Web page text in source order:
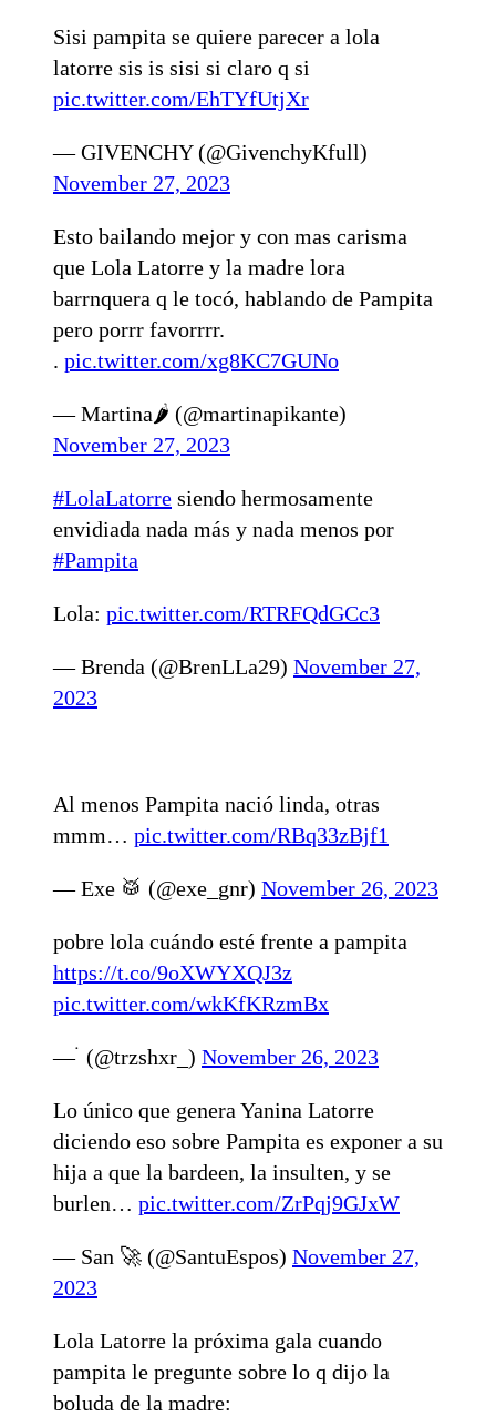
Sisi pampita se quiere parecer a lola
latorre sis is sisi si claro q si
pic.twitter.com/EhTYfUtjXr
— GIVENCHY (@GivenchyKfull)
November 27, 2023
Esto bailando mejor y con mas carisma
que Lola Latorre y la madre lora
barrnquera q le tocó, hablando de Pampita
pero porrr favorrrr.
. pic.twitter.com/xg8KC7GUNo
— Martina🌶 (@martinapikante)
November 27, 2023
#LolaLatorre siendo hermosamente
envidiada nada más y nada menos por
#Pampita
Lola: pic.twitter.com/RTRFQdGCc3
— Brenda (@BrenLLa29) November 27,
2023
Al menos Pampita nació linda, otras
mmm… pic.twitter.com/RBq33zBjf1
— Exe 🥁 (@exe_gnr) November 26, 2023
pobre lola cuándo esté frente a pampita
https://t.co/9oXWYXQJ3z
pic.twitter.com/wkKfKRzmBx
— ࣪ (@trzshxr_) November 26, 2023
Lo único que genera Yanina Latorre
diciendo eso sobre Pampita es exponer a su
hija a que la bardeen, la insulten, y se
burlen… pic.twitter.com/ZrPqj9GJxW
— San 🚀 (@SantuEspos) November 27,
2023
Lola Latorre la próxima gala cuando
pampita le pregunte sobre lo q dijo la
boluda de la madre: